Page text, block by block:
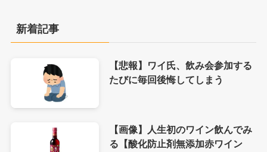
新着記事
【悲報】ワイ氏、飲み会参加する
たびに毎回後悔してしまう
【画像】人生初のワイン飲んでみ
る【酸化防止剤無添加赤ワイン